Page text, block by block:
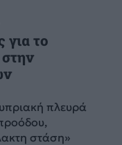
για το
πλευρά
στάση»